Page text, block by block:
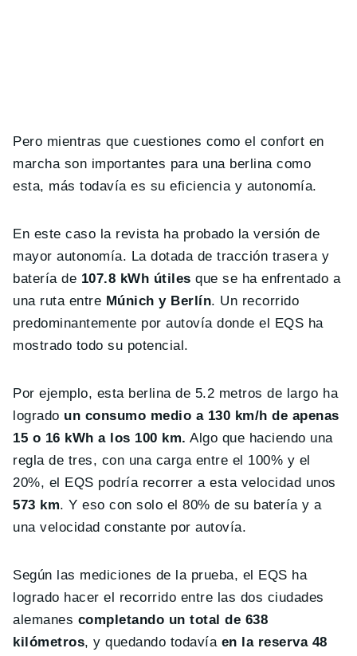
Pero mientras que cuestiones como el confort en
marcha son importantes para una berlina como
esta, más todavía es su eficiencia y autonomía.
En este caso la revista ha probado la versión de
mayor autonomía. La dotada de tracción trasera y
batería de 107.8 kWh útiles que se ha enfrentado a
una ruta entre Múnich y Berlín. Un recorrido
predominantemente por autovía donde el EQS ha
mostrado todo su potencial.
Por ejemplo, esta berlina de 5.2 metros de largo ha
logrado un consumo medio a 130 km/h de apenas
15 o 16 kWh a los 100 km. Algo que haciendo una
regla de tres, con una carga entre el 100% y el
20%, el EQS podría recorrer a esta velocidad unos
573 km. Y eso con solo el 80% de su batería y a
una velocidad constante por autovía.
Según las mediciones de la prueba, el EQS ha
logrado hacer el recorrido entre las dos ciudades
alemanes completando un total de 638
kilómetros, y quedando todavíaen la reserva 48